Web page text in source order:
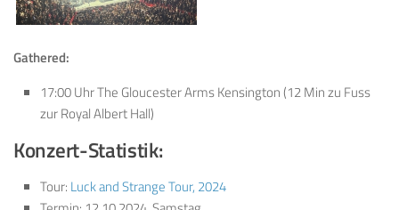
Gathered:
17:00 Uhr The Gloucester Arms Kensington (12 Min zu Fuss
zur Royal Albert Hall)
Konzert-Statistik:
Tour: Luck and Strange Tour, 2024